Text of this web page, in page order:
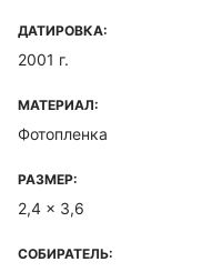
ДАТИРОВКА:
2001 г.
МАТЕРИАЛ:
Фотопленка
РАЗМЕР:
2,4 x 3,6
СОБИРАТЕЛЬ: